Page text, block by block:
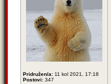
Pridružen/a: 11 kol 2021, 17:18
Postovi: 347